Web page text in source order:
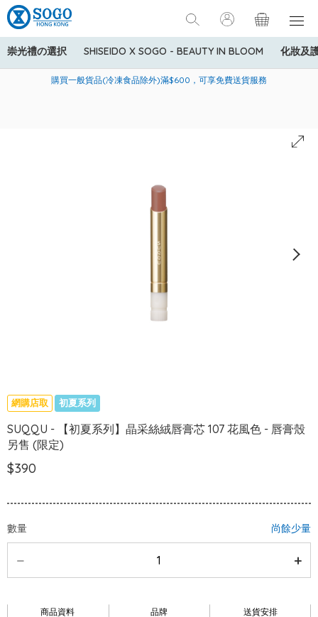
崇光禮の選択 SHISEIDO X SOGO - BEAUTY IN BLOOM 化妝及
美國運通Explorer®信用卡會員購物禮遇：高達5%簽賬回贈！
購買一般貨品(冷凍食品除外)滿$600，可享免費送貨服務
寄送中國內地服務只適用於指定商品，若訂單金額少於HK$600(折
網購店取 初夏系列
SUQQU - 【初夏系列】晶采絲絨唇膏芯 107 花風色 - 唇膏殼
另售 (限定)
$390
數量 尚餘少量
商品資料 品牌 送貨安排